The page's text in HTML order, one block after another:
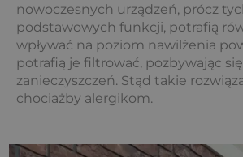
nowoczesnych urządzeń, prócz
podstawowych funkcji, potrafią
wpływać na poziom nawilżenia
potrafią je filtrować, pozbywając
zanieczyszczeń. Stąd takie
chociażby alergikom.